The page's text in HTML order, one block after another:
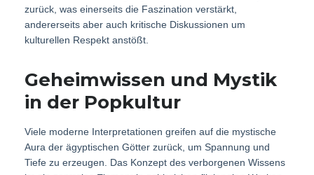
zurück, was einerseits die Faszination verstärkt,
andererseits aber auch kritische Diskussionen um
kulturellen Respekt anstößt.
Geheimwissen und Mystik
in der Popkultur
Viele moderne Interpretationen greifen auf die mystische
Aura der ägyptischen Götter zurück, um Spannung und
Tiefe zu erzeugen. Das Konzept des verborgenen Wissens